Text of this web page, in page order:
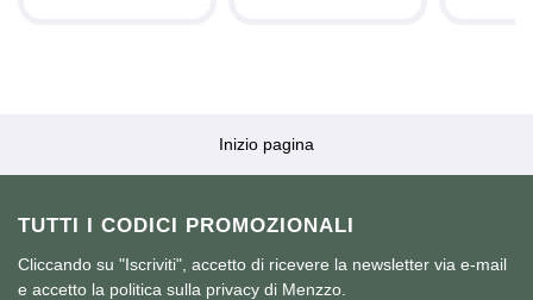
Inizio pagina
TUTTI I CODICI PROMOZIONALI
Cliccando su "Iscriviti", accetto di ricevere la newsletter via e-mail
e accetto la politica sulla privacy di Menzzo.